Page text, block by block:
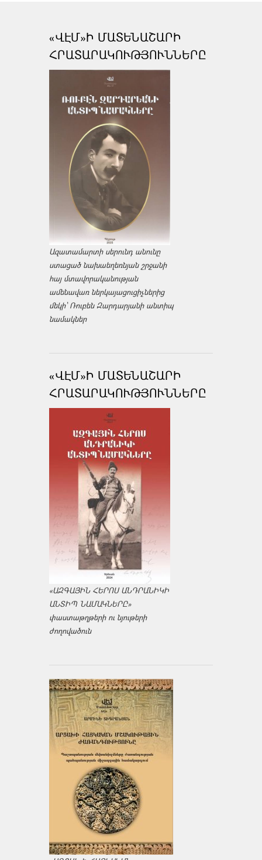
«ՎԷՄ»Ի ՄԱՏԵՆԱՇԱՐԻ
ՀՐԱՏԱՐԱԿՈՒԹՅՈՒՆՆԵՐԸ
Ազատամարտի սերունդ անունը
ստացած նախաեղեռնյան շրջանի
հայ մտավորականության
ամենավառ ներկայացուցիչներից
մեկի՝ Ռուբեն Զարդարյանի անտիպ
նամակներ
«ՎԷՄ»Ի ՄԱՏԵՆԱՇԱՐԻ
ՀՐԱՏԱՐԱԿՈՒԹՅՈՒՆՆԵՐԸ
«ԱԶԳԱՅԻՆ ՀԵՐՈՍ ԱՆԴՐԱՆԻԿԻ
ԱՆՏԻՊ ՆԱՄԱԿՆԵՐԸ»
փաստաթղթերի ու նյութերի
ժողովածուն